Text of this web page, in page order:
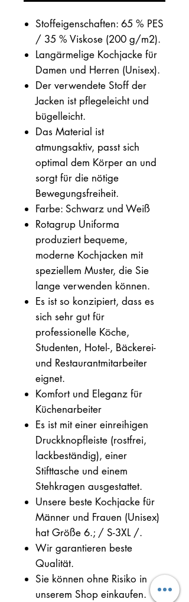
Stoffeigenschaften: 65 % PES
/ 35 % Viskose (200 g/m2).
Langärmelige Kochjacke für
Damen und Herren (Unisex).
Der verwendete Stoff der
Jacken ist pflegeleicht und
bügelleicht.
Das Material ist
atmungsaktiv, passt sich
optimal dem Körper an und
sorgt für die nötige
Bewegungsfreiheit.
Farbe: Schwarz und Weiß
Rotagrup Uniforma
produziert bequeme,
moderne Kochjacken mit
speziellem Muster, die Sie
lange verwenden können.
Es ist so konzipiert, dass es
sich sehr gut für
professionelle Köche,
Studenten, Hotel-, Bäckerei-
und Restaurantmitarbeiter
eignet.
Komfort und Eleganz für
Küchenarbeiter
Es ist mit einer einreihigen
Druckknopfleiste (rostfrei,
lackbeständig), einer
Stifttasche und einem
Stehkragen ausgestattet.
Unsere beste Kochjacke für
Männer und Frauen (Unisex)
hat Größe 6.; / S-3XL /.
Wir garantieren beste
Qualität.
Sie können ohne Risiko in
unserem Shop einkaufen.